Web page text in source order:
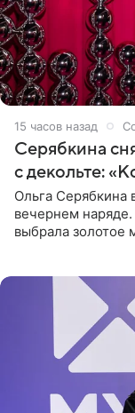
15 часов назад
Серябкина
с декольте:
Ольга Серябкина
вечернем
выбрала золотое